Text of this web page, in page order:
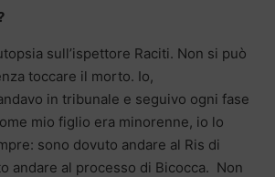
sull’ispettore Raciti. Non si può
toccare il morto. Io,
in tribunale e seguivo ogni fase
mio figlio era minorenne, io lo
sono dovuto andare al Ris di
andare al processo di Bicocca. Non